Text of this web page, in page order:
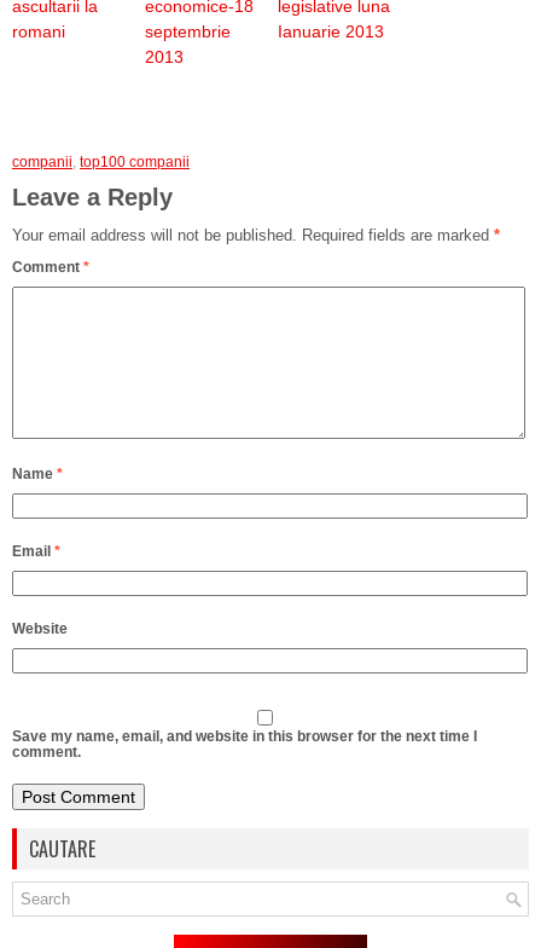
ascultarii la
romani
economice-18
septembrie
2013
legislative luna
Ianuarie 2013
companii, top100 companii
Leave a Reply
Your email address will not be published. Required fields are marked *
Comment *
Name *
Email *
Website
Save my name, email, and website in this browser for the next time I
comment.
CAUTARE